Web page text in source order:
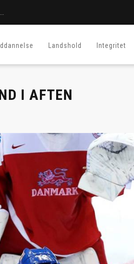
En stor fighter er her ikke mere: Ildsjælen Ivan Halberg er afgået ved døden
Landshold Integritet
I AFTEN